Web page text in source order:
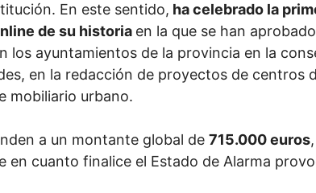
En este sentido, ha celebrado la
de su historia en la que se han aprobado
los ayuntamientos de la provincia en la
en la redacción de proyectos de centros
mobiliario urbano.
a un montante global de 715.000 euros
en cuanto finalice el Estado de Alarma